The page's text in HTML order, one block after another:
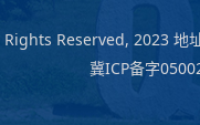
Reserved, 2023
冀ICP备字